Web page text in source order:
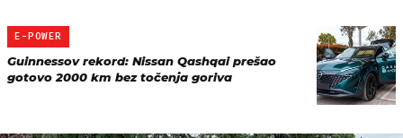
E-POWER
Guinnessov rekord: Nissan Qashqai prešao
gotovo 2000 km bez točenja goriva